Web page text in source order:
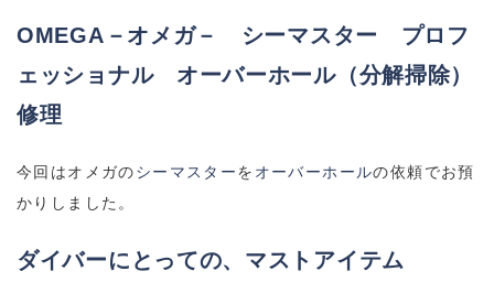
OMEGA－オメガ－
シーマスター プロフ
ェッショナル オーバーホール（分解掃除）
修理
今回はオメガのシーマスターを オーバーホールの依頼でお預
かりしました。
ダイバーにとっての、マストアイテム